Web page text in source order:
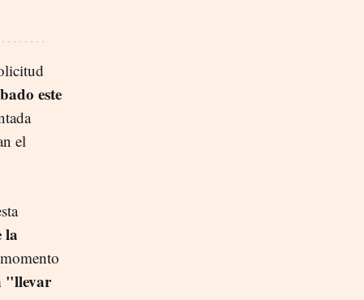
este
el
la
"llevar